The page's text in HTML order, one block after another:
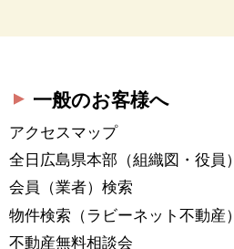
一般のお客様へ
アクセスマップ
全日広島県本部 （組織図・役員）
会員（業者）検索
物件検索 （ラビーネット不動産）
不動産無料相談会